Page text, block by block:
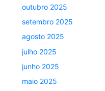
outubro 2025
setembro 2025
agosto 2025
julho 2025
junho 2025
maio 2025